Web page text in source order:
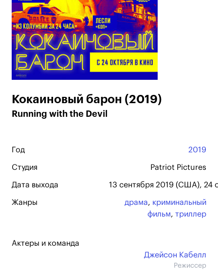
Кокаиновый барон (2019)
Running with the Devil
Год 2019
Студия Patriot Pictures
Дата выхода 13 сентября 2019 (США), 24
Жанры драма, криминальный
фильм, триллер
Актеры и команда
Джейсон Кабелл
Режиссер